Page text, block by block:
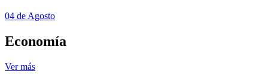
04 de Agosto
Economía
Ver más